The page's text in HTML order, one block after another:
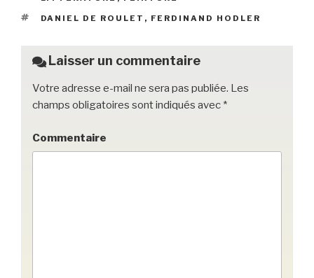
b
o
k
et er
ÉTIQUETTES
DANIEL DE ROULET , FERDINAND HODLER
Laisser un commentaire
Votre adresse e-mail ne sera pas publiée. Les
champs obligatoires sont indiqués avec *
Commentaire